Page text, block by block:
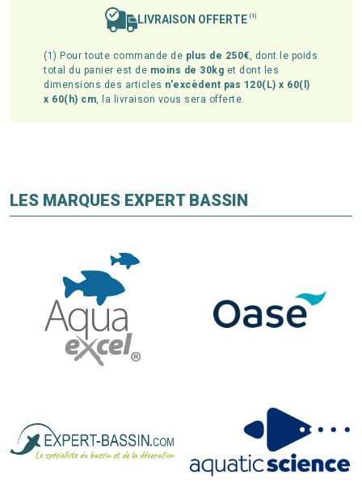
LIVRAISON OFFERTE (1)
(1) Pour toute commande de plus de 250€, dont le poids
total du panier est de moins de 30kg et dont les
dimensions des articles n'excèdent pas 120(L) x 60(l)
x 60(h) cm, la livraison vous sera offerte.
LES MARQUES EXPERT BASSIN